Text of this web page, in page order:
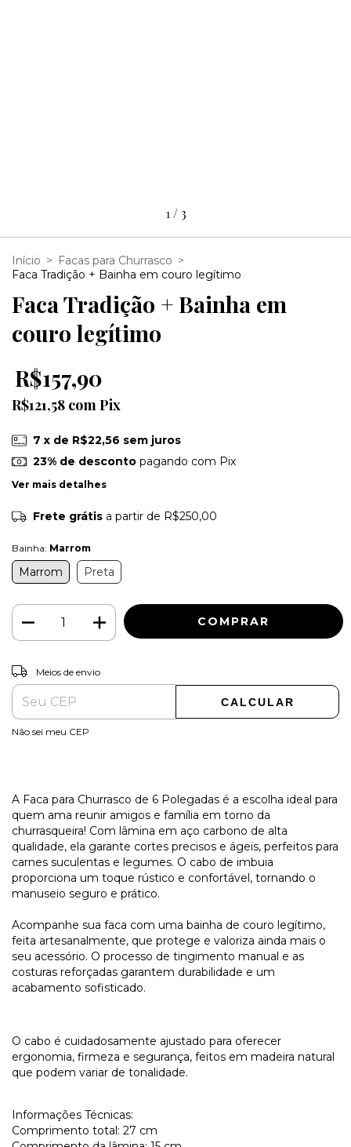
1/3
Início > Facas para Churrasco >
Faca Tradição + Bainha em couro legítimo
Faca Tradição + Bainha em
couro legítimo
R$157,90
R$121,58 comPix
7 x de R$22,56 sem juros
23% de descontopagando com Pix
Ver mais detalhes
Frete grátis a partir de R$250,00
Bainha: Marrom
Marrom Preta
Entregas para o CEP:
Meios de envio
CALCULAR
Não sei meu CEP
A Faca para Churrasco de 6 Polegadas é a escolha ideal para
quem ama reunir amigos e família em torno da
churrasqueira! Com lâmina em aço carbono de alta
qualidade, ela garante cortes precisos e ágeis, perfeitos para
carnes suculentas e legumes. O cabo de imbuia
proporciona um toque rústico e confortável, tornando o
manuseio seguro e prático.
Acompanhe sua faca com uma bainha de couro legítimo,
feita artesanalmente, que protege e valoriza ainda mais o
seu acessório. O processo de tingimento manual e as
costuras reforçadas garantem durabilidade e um
acabamento sofisticado.
O cabo é cuidadosamente ajustado para oferecer
ergonomia, firmeza e segurança, feitos em madeira natural
que podem variar de tonalidade.
Informações Técnicas:
Comprimento total: 27 cm